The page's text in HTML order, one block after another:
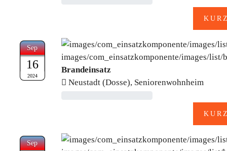
Sep
16
2024
Brandeinsatz
Neustadt (Dosse), Seniorenwohnheim
Sep